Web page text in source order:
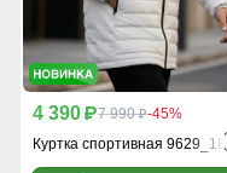
4 390 p7 990 p-45%
Куртка спортивная 9629_1B